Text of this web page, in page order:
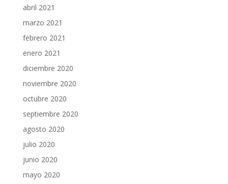
abril 2021
marzo 2021
febrero 2021
enero 2021
diciembre 2020
noviembre 2020
octubre 2020
septiembre 2020
agosto 2020
julio 2020
junio 2020
mayo 2020